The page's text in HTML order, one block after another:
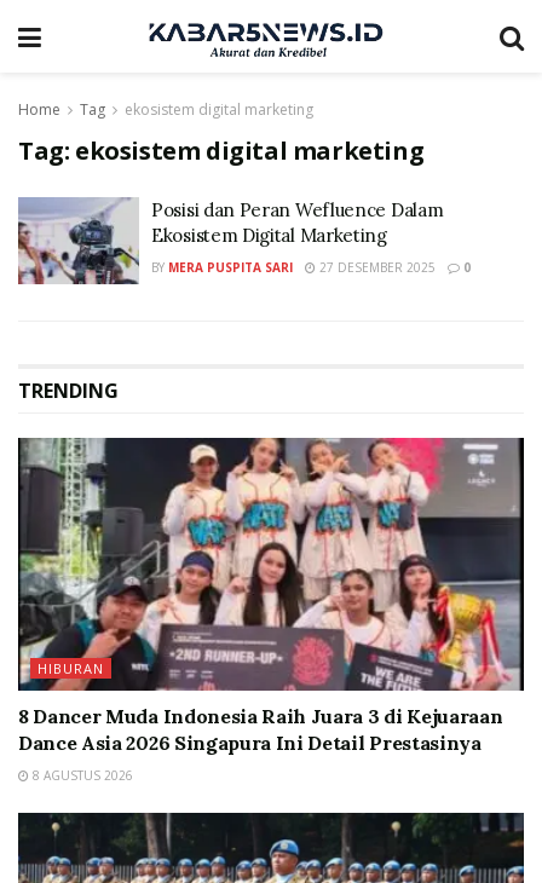
Home Tag ekosistem digital marketing
Tag: ekosistem digital marketing
Posisi dan Peran Wefluence Dalam
Ekosistem Digital Marketing
BY MERA PUSPITA SARI 27 DESEMBER 2025 0
TRENDING
HIBURAN
8 Dancer Muda Indonesia Raih Juara 3 di Kejuaraan
Dance Asia 2026 Singapura Ini Detail Prestasinya
8 AGUSTUS 2026